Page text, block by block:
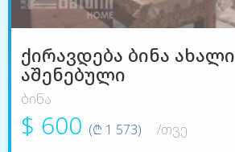
ქირავდება ბინა ახალი
აშენებული
ბინა
$ 600 (₾ 1 573)
/თვე